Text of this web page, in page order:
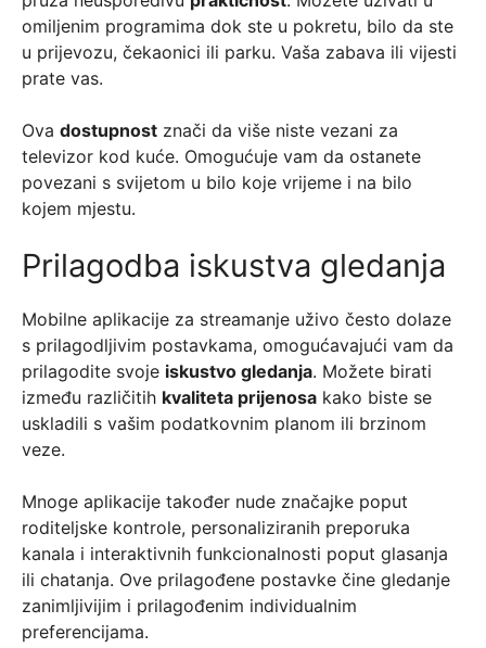
omiljenim programima dok ste u pokretu, bilo da ste
u prijevozu, čekaonici ili parku. Vaša zabava ili vijesti
prate vas.
Ova dostupnost znači da više niste vezani za
televizor kod kuće. Omogućuje vam da ostanete
povezani s svijetom u bilo koje vrijeme i na bilo
kojem mjestu.
Prilagodba iskustva gledanja
Mobilne aplikacije za streamanje uživo često dolaze
s prilagodljivim postavkama, omogućavajući vam da
prilagodite svoje iskustvo gledanja. Možete birati
između različitih kvaliteta prijenosa kako biste se
uskladili s vašim podatkovnim planom ili brzinom
veze.
Mnoge aplikacije također nude značajke poput
roditeljske kontrole, personaliziranih preporuka
kanala i interaktivnih funkcionalnosti poput glasanja
ili chatanja. Ove prilagođene postavke čine gledanje
zanimljivijim i prilagođenim individualnim
preferencijama.